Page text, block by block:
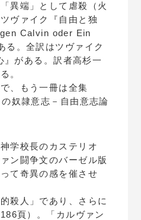
異端」として虐殺（火
ヴァイク『自由と独
Calvin oder Ein
。全訳はツヴァイク
がある。訳者高杉一
。
、もう一冊は全集
奴隷意志－自由意志論
学校長のカステリオ
ン闘争文のバーゼル版
て奇異の感を催させ
殺人」であり、さらに
頁）。「カルヴァン